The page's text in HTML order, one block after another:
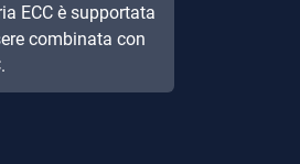
ECC è supportata
combinata con